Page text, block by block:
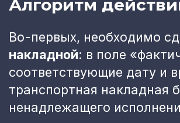
Алгоритм
Во-первых, необходимо
накладной: в поле
соответствующие дату и
транспортная накладная
ненадлежащего